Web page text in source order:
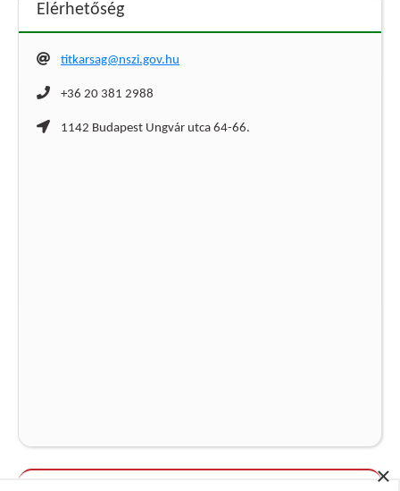
×
Elérhetőség
titkarsag@nszi.gov.hu
+36 20 381 2988
1142 Budapest Ungvár utca 64-66.